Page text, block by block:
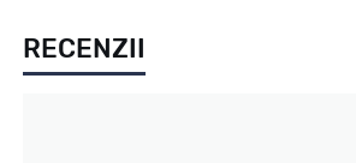
All season
RECENZII